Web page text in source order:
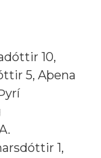
10,
5, Aþena
1,